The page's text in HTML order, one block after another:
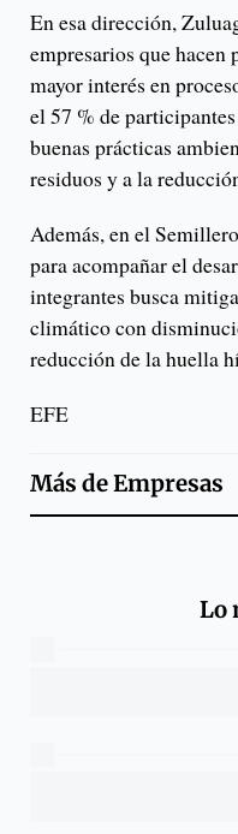
En esa dirección,
empresarios que
mayor interés en
el 57 % de
buenas prácticas
residuos y a la
Además, en el
para acompañar el
integrantes busca
climático con
reducción de la huella
EFE
Más deEmpresas
Lo